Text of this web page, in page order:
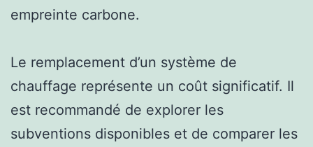
empreinte carbone.
Le remplacement d’un système de
chauffage représente un coût significatif. Il
est recommandé de explorer les
subventions disponibles et de comparer les